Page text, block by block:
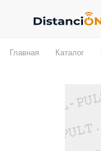
Главная Каталог